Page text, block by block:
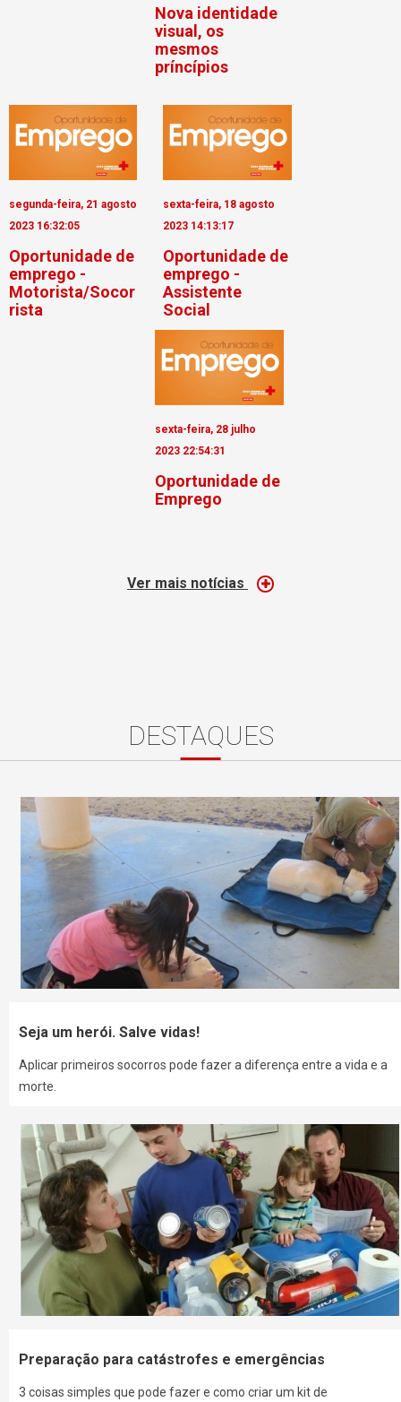
Nova identidade
visual, os
mesmos
príncípios
segunda-feira, 21 agosto
2023 16:32:05
Oportunidade de
emprego -
Motorista/Socor
rista
sexta-feira, 18 agosto
2023 14:13:17
Oportunidade de
emprego -
Assistente
Social
sexta-feira, 28 julho
2023 22:54:31
Oportunidade de
Emprego
Ver mais notícias
DESTAQUES
Seja um herói. Salve vidas!
Aplicar primeiros socorros pode fazer a diferença entre a vida e a
morte.
Preparação para catástrofes e emergências
3 coisas simples que pode fazer e como criar um kit de